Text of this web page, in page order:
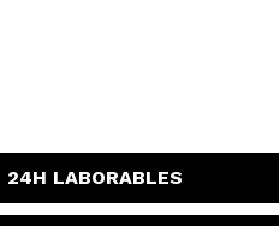
24H LABORABLES